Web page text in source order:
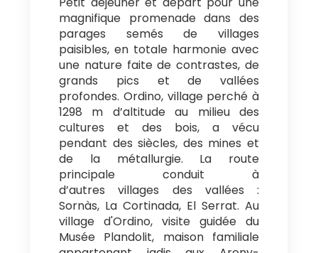
Petit déjeuner et départ pour une
magnifique promenade dans des
parages semés de villages
paisibles, en totale harmonie avec
une nature faite de contrastes, de
grands pics et de vallées
profondes. Ordino, village perché à
1298 m d’altitude au milieu des
cultures et des bois, a vécu
pendant des siècles, des mines et
de la métallurgie. La route
principale conduit à
d’autres villages des vallées :
Sornàs, La Cortinada, El Serrat. Au
village d'Ordino, visite guidée du
Musée Plandolit, maison familiale